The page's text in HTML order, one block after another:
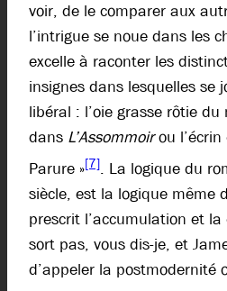
voir, de le comparer aux
l’intrigue se noue dans les
excelle à raconter les
insignes dans lesquelles se
libéral : l’oie grasse rôtie
dans L’Assommoirou
Parure »[7]. La logique du
siècle, est la logique même
prescrit l’accumulation et la
sort pas, vous dis-je, et
d’appeler la postmodernité